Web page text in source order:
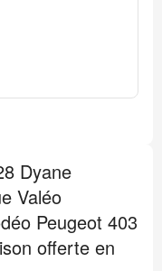
Dyane
Valéo
Peugeot 403
offerte en